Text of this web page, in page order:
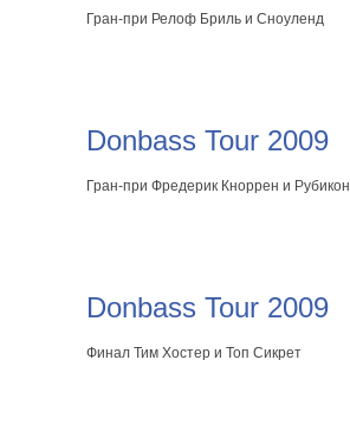
Гран-при Релоф Бриль и Сноуленд
Donbass Tour 2009
Гран-при Фредерик Кноррен и Рубикон
Donbass Tour 2009
Финал Тим Хостер и Топ Сикрет